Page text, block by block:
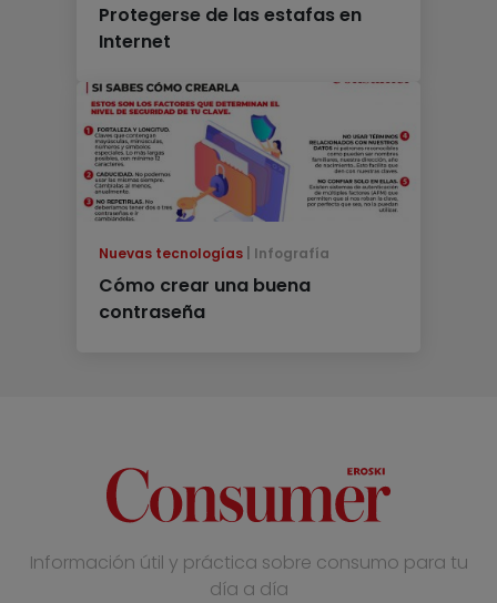
Protegerse de las estafas en
Internet
Nuevas tecnologías Infografía
Cómo crear una buena
contraseña
Información útil y práctica sobre consumo para tu
día a día